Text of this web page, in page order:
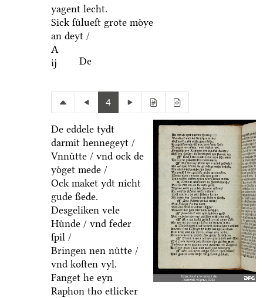
yagent lecht.
Sick ſuͤlueſt grote moͤye
an deyt /
A
ij
De
4
De eddele tydt
darmit hennegeyt /
Vnnuͤtte / vnd ock de
yoͤget mede /
Ock maket ydt nicht
gude ßede.
Desgeliken vele
Huͤnde / vnd feder
ſpil /
Bringen nen nuͤtte /
vnd koſten vyl.
Fanget he eyn
Raphon tho etlicker